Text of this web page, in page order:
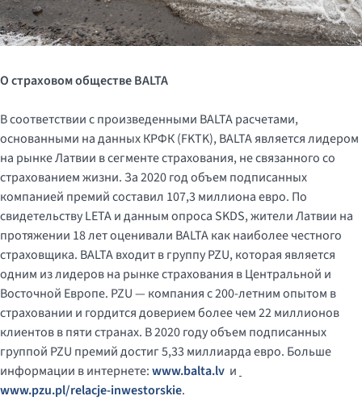
О страховом обществеBALTA
В соответствии с произведенными BALTA расчетами,
основанными на данных КРФК (FKTK), BALTA является лидером
на рынке Латвии в сегменте страхования, не связанного со
страхованием жизни. За 2020 год объем подписанных
компанией премий составил 107,3 миллиона евро. По
свидетельству LETA и данным опроса SKDS, жители Латвии на
протяжении 18 лет оценивали BALTA как наиболее честного
страховщика. BALTA входит в группу PZU, которая является
одним из лидеров на рынке страхования в Центральной и
Восточной Европе. PZU — компания с 200-летним опытом в
страховании и гордится доверием более чем 22 миллионов
клиентов в пяти странах. В 2020 году объем подписанных
группой PZU премий достиг 5,33 миллиарда евро. Больше
информации в интернете:www.balta.lv и
www.pzu.pl/relacje-inwestorskie.